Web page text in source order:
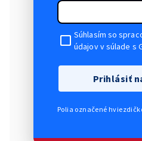
Súhlasím so
údajov v súlade s
Prihlásiť
Polia označené